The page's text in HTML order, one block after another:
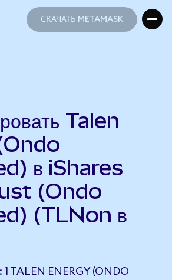
СКАЧАТЬ METAMASK
Talen
в iShares
(Ondo
(TLNon в
TALEN ENERGY (ONDO